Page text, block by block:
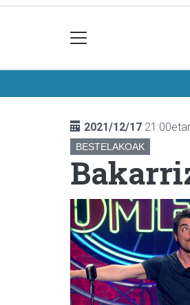
2021/12/17
BESTELAKOAK